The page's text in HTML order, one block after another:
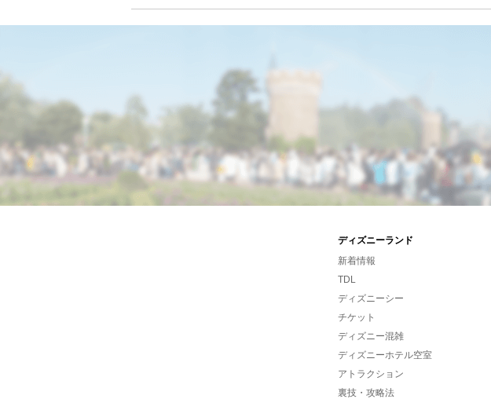
ディズニーランド
新着情報
TDL
ディズニーシー
チケット
ディズニー混雑
ディズニーホテル空室
アトラクション
裏技・攻略法